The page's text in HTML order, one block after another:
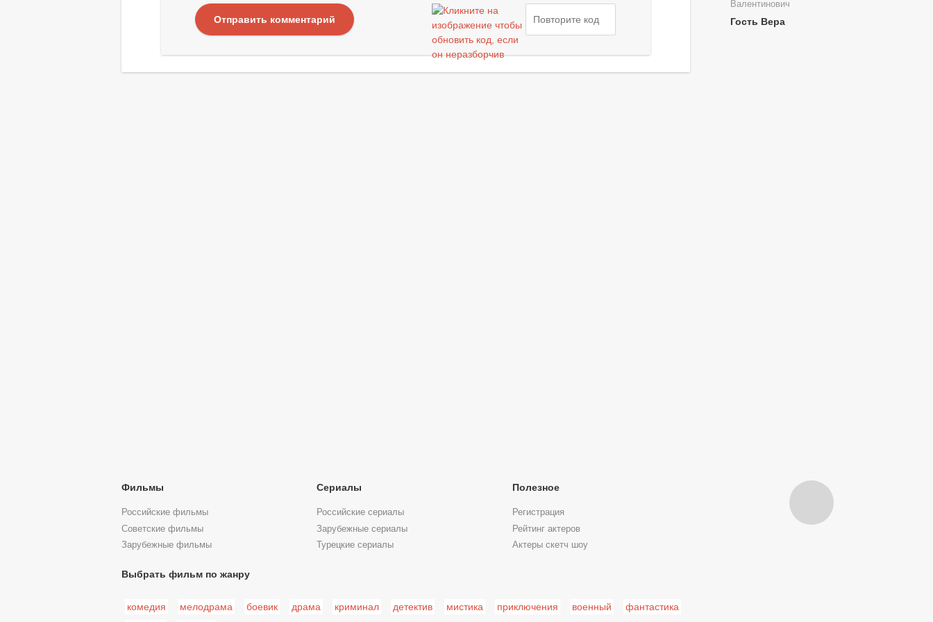
Отправить комментарий
Валентинович
Гость Вера
Фильмы
Российские фильмы
Советские фильмы
Зарубежные фильмы
Сериалы
Российские сериалы
Зарубежные сериалы
Турецкие сериалы
Полезное
Регистрация
Рейтинг актеров
Актеры скетч шоу
Выбрать фильм по жанру
комедия мелодрама боевик драма криминал детектив мистика приключения военный фантастика